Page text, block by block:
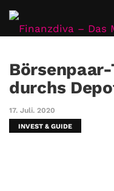
durchs
17. Juli. 2020
INVEST & GUIDE